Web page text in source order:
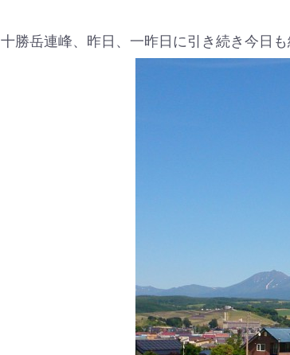
十勝岳連峰、昨日、一昨日に引き続き今日